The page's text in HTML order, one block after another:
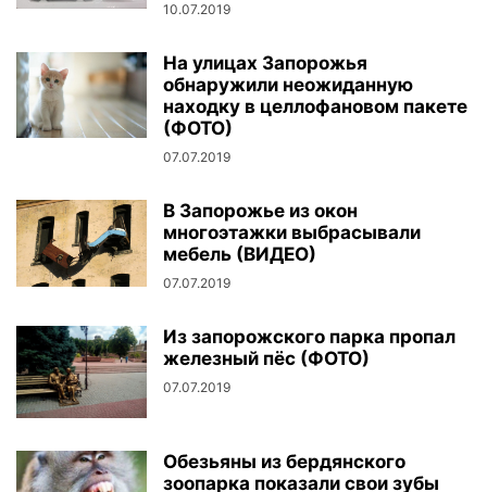
10.07.2019
На улицах Запорожья
обнаружили неожиданную
находку в целлофановом пакете
(ФОТО)
07.07.2019
В Запорожье из окон
многоэтажки выбрасывали
мебель (ВИДЕО)
07.07.2019
Из запорожского парка пропал
железный пёс (ФОТО)
07.07.2019
Обезьяны из бердянского
зоопарка показали свои зубы